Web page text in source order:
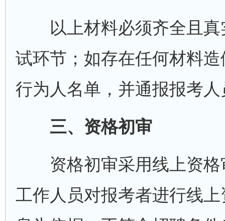
以上材料必须齐全且真
试环节；如存在任何材料
行为人名单，并通报报考
三、资格初审
资格初审采用线上资格
工作人员对报考者进行线